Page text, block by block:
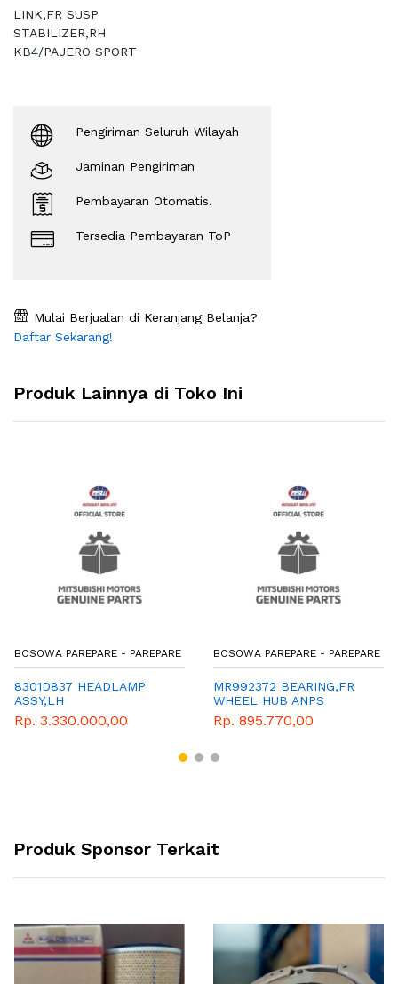
LINK,FR SUSP
STABILIZER,RH
KB4/PAJERO SPORT
Pengiriman Seluruh Wilayah
Jaminan Pengiriman
Pembayaran Otomatis.
Tersedia Pembayaran ToP
Mulai Berjualan di Keranjang Belanja?
Daftar Sekarang!
Produk Lainnya di Toko Ini
BOSOWA PAREPARE - PAREPARE
8301D837 HEADLAMP
ASSY,LH
Rp. 3.330.000,00
BOSOWA PAREPARE - PAREPARE
MR992372 BEARING,FR
WHEEL HUB ANPS
Rp. 895.770,00
Produk Sponsor Terkait